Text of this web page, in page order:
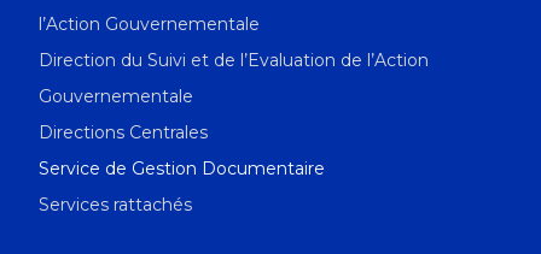
l’Action Gouvernementale
Direction du Suivi et de l’Evaluation de l’Action
Gouvernementale
Directions Centrales
Service de Gestion Documentaire
Services rattachés